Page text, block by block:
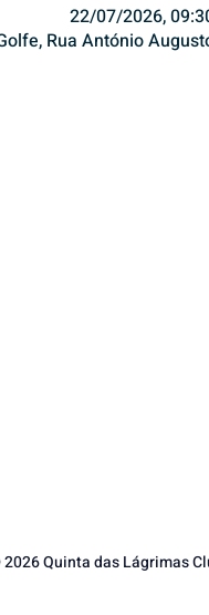
22/07/2026,
Rua António
Quinta das Lágrimas